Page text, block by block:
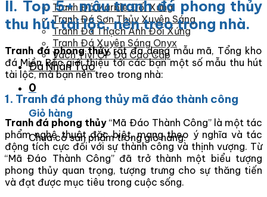
Tranh Đá Marble Đối Xứng
Tranh Đá Sơn Thủy Xuyên Sáng
Tranh Đá Thạch Anh Đối Xứng
Tranh Đá Xuyên Sáng Onyx
Vách Tivi ỐP Đá Cao Cấp
Đá Nhân Tạo
0
Giỏ hàng
Chưa có sản phẩm trong giỏ hàng.
II. Top 5+ mẫu tranh đá phong thủy
thu hút tài lộc, nên treo trong nhà.
Tranh đá phong thủyrất đa dạng mẫu mã, Tổng kho
đá Miền Bắc giới thiệu tới các bạn một số mẫu thu hút
tài lộc, mà bạn nên treo trong nhà:
1. Tranh đá phong thủy mã đáo thành công
Tranh đá phong thủy “Mã Đáo Thành Công” là một tác
phẩm nghệ thuật đặc biệt, mang theo ý nghĩa và tác
động tích cực đối với sự thành công và thịnh vượng. Từ
“Mã Đáo Thành Công” đã trở thành một biểu tượng
phong thủy quan trọng, tượng trưng cho sự thăng tiến
và đạt được mục tiêu trong cuộc sống.